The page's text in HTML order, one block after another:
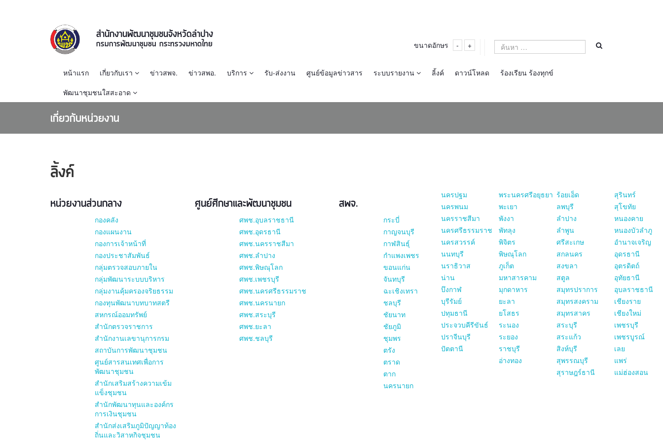
สำนักงานพัฒนาชุมชนจังหวัดลำปาง
กรมการพัฒนาชุมชน กระทรวงมหาดไทย ขนาดอักษร - +
หน้าแรก เกี่ยวกับเรา ข่าวสพจ. ข่าวสพอ. บริการ รับ-ส่งงาน ศูนย์ข้อมูลข่าวสาร ระบบรายงาน ลิ้งค์ ดาวน์โหลด
ร้องเรียน ร้องทุกข์
พัฒนาชุมชนใสสะอาด
เกี่ยวกับหน่วยงาน
ลิ้งค์
หน่วยงานส่วนกลาง
กองคลัง
กองแผนงาน
กองการเจ้าหน้าที่
กองประชาสัมพันธ์
กลุ่มตรวจสอบภายใน
กลุ่มพัฒนาระบบบริหาร
กลุ่มงานคุ้มครองจริยธรรม
กองทุนพัฒนาบทบาทสตรี
สหกรณ์ออมทรัพย์
สำนักตรวจราชการ
สำนักงานเลขานุการกรม
สถาบันการพัฒนาชุมชน
ศูนย์สารสนเทศเพื่อการ
พัฒนาชุมชน
สำนักเสริมสร้างความเข้ม
แข็งชุมชน
สำนักพัฒนาทุนและองค์กร
การเงินชุมชน
สำนักส่งเสริมภูมิปัญญาท้อง
ถิ่นและวิสาหกิจชุมชน
ศูนย์ศีกษาและพัฒนาชุมชน
ศพช.อุบลราชธานี
ศพช.อุดรธานี
ศพช.นครราชสีมา
ศพช.ลำปาง
ศพช.พิษณุโลก
ศพช.เพชรบุรี
ศพช.นครศรีธรรมราช
ศพช.นครนายก
ศพช.สระบุรี
ศพช.ยะลา
ศพช.ชลบุรี
สพจ.
กระบี่
กาญจนบุรี
กาฬสินธุ์
กำแพงเพชร
ขอนแก่น
จันทบุรี
ฉะเชิงเทรา
ชลบุรี
ชัยนาท
ชัยภูมิ
ชุมพร
ตรัง
ตราด
ตาก
นครนายก
นครปฐม
นครพนม
นครราชสีมา
นครศรีธรรมราช
นครสวรรค์
นนทบุรี
นราธิวาส
น่าน
บึงกาฬ
บุรีรัมย์
ปทุมธานี
ประจวบคีรีขันธ์
ปราจีนบุรี
ปัตตานี
พระนครศรีอยุธยา
พะเยา
พังงา
พัทลุง
พิจิตร
พิษณุโลก
ภูเก็ต
มหาสารคาม
มุกดาหาร
ยะลา
ยโสธร
ระนอง
ระยอง
ราชบุรี
อ่างทอง
ร้อยเอ็ด
ลพบุรี
ลำปาง
ลำพูน
ศรีสะเกษ
สกลนคร
สงขลา
สตูล
สมุทรปราการ
สมุทรสงคราม
สมุทรสาคร
สระบุรี
สระแก้ว
สิงห์บุรี
สุพรรณบุรี
สุราษฎร์ธานี
สุรินทร์
สุโขทัย
หนองคาย
หนองบัวลำภู
อำนาจเจริญ
อุดรธานี
อุตรดิตถ์
อุทัยธานี
อุบลราชธานี
เชียงราย
เชียงใหม่
เพชรบุรี
เพชรบูรณ์
เลย
แพร่
แม่ฮ่องสอน